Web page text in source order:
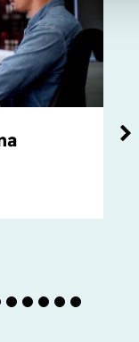
1718